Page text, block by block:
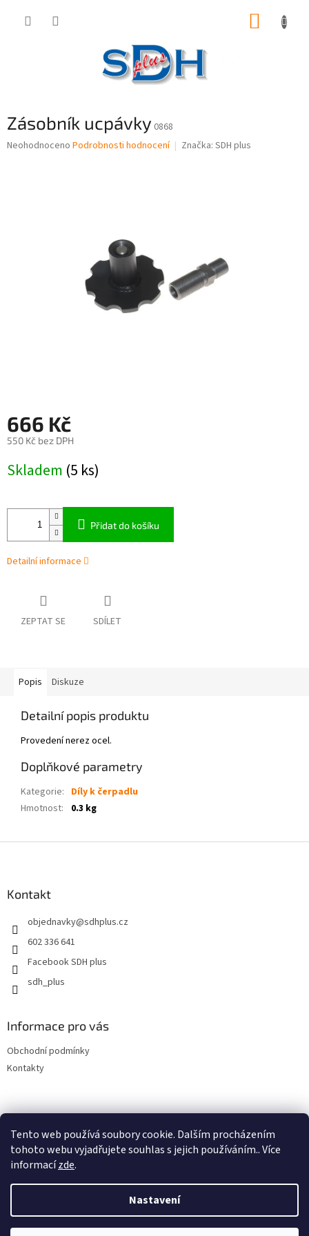
Tento web používá soubory cookie. Dalším procházením
tohoto webu vyjadřujete souhlas s jejich používáním.. Více
informacízde.
Nastavení
Zásobník ucpávky 0868
Průměrné
Neohodnoceno Podrobnosti hodnocení Značka: SDH plus
666 Kč
550 Kč bez DPH
cena:
Skladem (5 ks)
Přidat do košíku
Detailní informace
ZEPTAT SE SDÍLET
Popis Diskuze
Detailní popis produktu
Provedení nerez ocel.
Doplňkové parametry
Kategorie: Díly k čerpadlu
Hmotnost: 0.3 kg
Kontakt
objednavky@sdhplus.cz
602 336 641
Facebook SDH plus
sdh_plus
Informace pro vás
Obchodní podmínky
Kontakty
Copyright 2026SDH plus vše pro hasiče a záchranáře. Všechna